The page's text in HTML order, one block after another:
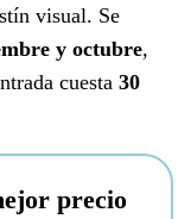
visual. Se
y octubre,
cuesta 30
precio